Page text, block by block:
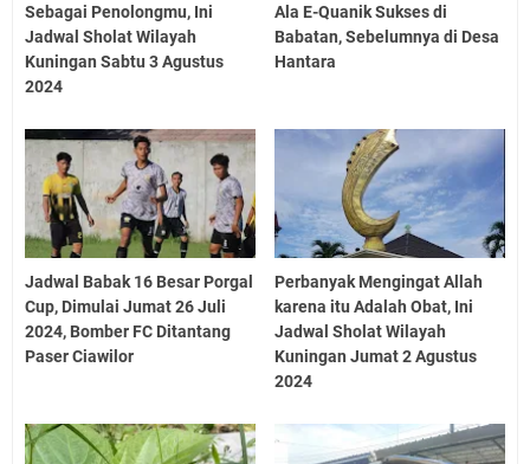
Sebagai Penolongmu, Ini
Jadwal Sholat Wilayah
Kuningan Sabtu 3 Agustus
2024
Ala E-Quanik Sukses di
Babatan, Sebelumnya di Desa
Hantara
Jadwal Babak 16 Besar Porgal
Cup, Dimulai Jumat 26 Juli
2024, Bomber FC Ditantang
Paser Ciawilor
Perbanyak Mengingat Allah
karena itu Adalah Obat, Ini
Jadwal Sholat Wilayah
Kuningan Jumat 2 Agustus
2024